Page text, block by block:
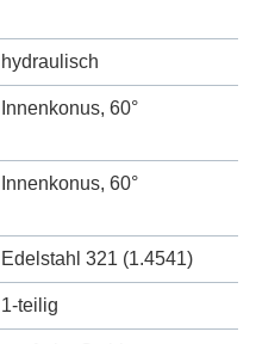
hydraulisch
Innenkonus, 60°
Innenkonus, 60°
Edelstahl 321 (1.4541)
1-teilig